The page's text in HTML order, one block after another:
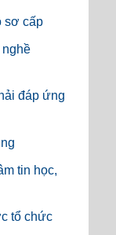
sơ cấp
đáp ứng
tin học,
tổ chức